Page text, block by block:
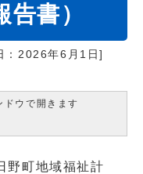
書）
2026年6月1日]
ドウで開きます
野町地域福祉計